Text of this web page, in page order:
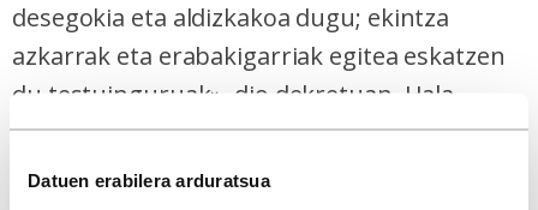
Datuen erabilera arduratsua
desegokia eta aldizkakoa dugu; ekintza
azkarrak eta erabakigarriak egitea eskatzen
du testuinguruak», dio dekretuan. Hala,
Alaskan (AEB) petrolioa eta gasa ustiatzeko
zulaketak baimentzea erabaki du